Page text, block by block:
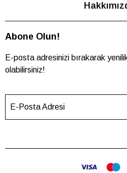
Abone Olun!
E-posta adresinizi bırakarak
olabilirsiniz!
E-Posta Adresi